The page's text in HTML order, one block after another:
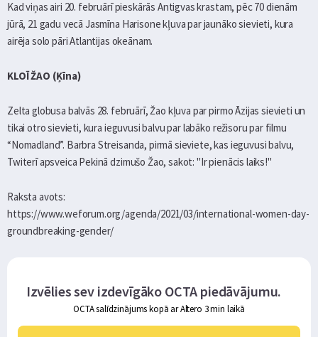
Kad viņas airi 20. februārī pieskārās Antigvas krastam, pēc 70 dienām
jūrā, 21 gadu vecā Jasmīna Harisone kļuva par jaunāko sievieti, kura
airēja solo pāri Atlantijas okeānam.
KLOĪ ŽAO (Ķīna)
Zelta globusa balvās 28. februārī, Žao kļuva par pirmo Āzijas sievieti un
tikai otro sievieti, kura ieguvusi balvu par labāko režisoru par filmu
“Nomadland”. Barbra Streisanda, pirmā sieviete, kas ieguvusi balvu,
Twiterī apsveica Pekinā dzimušo Žao, sakot: "Ir pienācis laiks!"
Raksta avots:
https://www.weforum.org/agenda/2021/03/international-women-day-
groundbreaking-gender/
Izvēlies sev izdevīgāko OCTA piedāvājumu.
OCTA salīdzinājums kopā ar Altero 3 min laikā